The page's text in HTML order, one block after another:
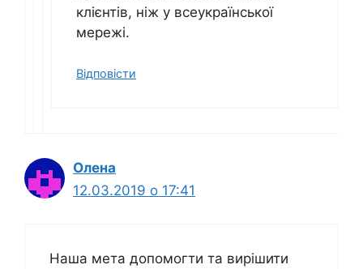
клієнтів, ніж у всеукраїнської
мережі.
Відповісти
Олена
12.03.2019 о 17:41
Наша мета допомогти та вирішити